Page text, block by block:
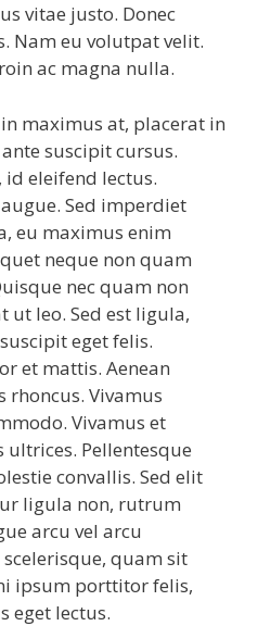
vitae justo. Donec
Nam eu volutpat velit.
ac magna nulla.
maximus at, placerat in
suscipit cursus.
eleifend lectus.
Sed imperdiet
eu maximus enim
neque non quam
nec quam non
ut leo. Sed est ligula,
eget felis.
et mattis. Aenean
Vivamus
Vivamus et
Pellentesque
convallis. Sed elit
ligula non, rutrum
arcu vel arcu
quam sit
ipsum porttitor felis,
eget lectus.